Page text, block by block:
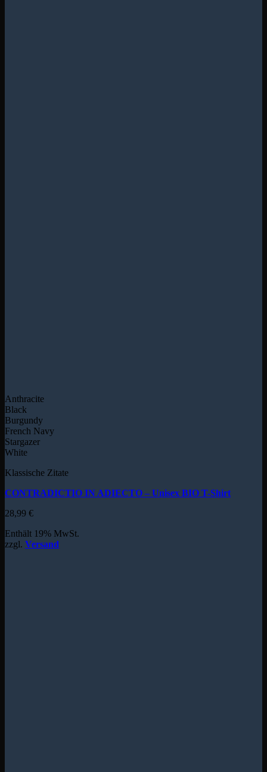
Anthracite
Black
Burgundy
French Navy
Stargazer
White
Klassische Zitate
CONTRADICTIO IN ADIECTO – Unisex BIO T-Shirt
28,99 €
Enthält 19% MwSt.
zzgl. Versand